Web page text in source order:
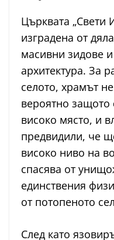
Църквата „Свети
изградена от
масивни зидове
архитектура. За
селото, храмът
вероятно
високо място, и
предвидили, че
високо ниво на
спасява от
единствения
от потопеното
След като